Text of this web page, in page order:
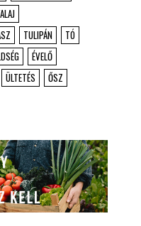
TULIPÁN
TÓ
ÉVELŐ
ÜLTETÉS ŐSZ